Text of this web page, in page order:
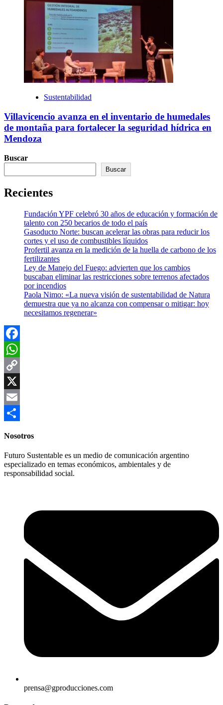
Sustentabilidad
Villavicencio avanza en el inventario de humedales
de montaña para fortalecer la seguridad hídrica en
Mendoza
Buscar
Buscar
Recientes
Fundación YPF celebró 30 años de educación y formación de
talento con 250 becarios de todo el país
Gasoducto Norte: buscan acelerar las obras para reducir los
cortes y el uso de combustibles líquidos
Profertil avanza en la medición de la huella de carbono de los
fertilizantes
Ley de Manejo del Fuego: advierten que los cambios
buscaban eliminar las restricciones sobre terrenos afectados
por incendios
Paola Nimo: «La nueva visión de sustentabilidad de Natura
demuestra que ya no alcanza con compensar o mitigar: hoy
necesitamos regenerar»
Facebook
WhatsApp
Copy
Link
X
Email
Nosotros
Futuro Sustentable es un medio de comunicación argentino
especializado en temas económicos, ambientales y de
responsabilidad social.
prensa@gproducciones.com